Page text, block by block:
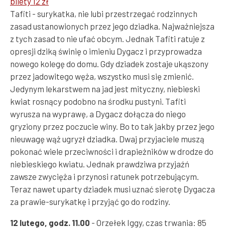
Tafiti - surykatka, nie lubi przestrzegać rodzinnych
zasad ustanowionych przez jego dziadka. Najważniejsza
z tych zasad to nie ufać obcym. Jednak Tafiti ratuje z
opresji dziką świnię o imieniu Dygacz i przyprowadza
nowego kolegę do domu. Gdy dziadek zostaje ukąszony
przez jadowitego węża, wszystko musi się zmienić.
Jedynym lekarstwem na jad jest mityczny, niebieski
kwiat rosnący podobno na środku pustyni. Tafiti
wyrusza na wyprawę, a Dygacz dołącza do niego
gryziony przez poczucie winy. Bo to tak jakby przez jego
nieuwagę wąż ugryzł dziadka. Dwaj przyjaciele muszą
pokonać wiele przeciwności i drapieżników w drodze do
niebieskiego kwiatu. Jednak prawdziwa przyjaźń
zawsze zwycięża i przynosi ratunek potrzebującym.
Teraz nawet uparty dziadek musi uznać sierotę Dygacza
za prawie-surykatkę i przyjąć go do rodziny.
12 lutego, godz. 11.00 - Orzełek Iggy, czas trwania: 85